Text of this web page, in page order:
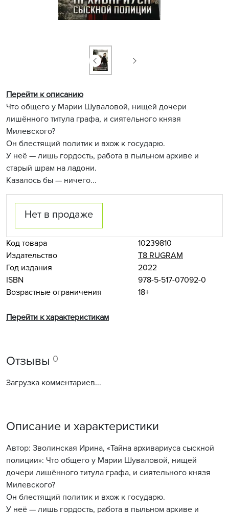
Что общего у Марии Шуваловой, нищей дочери
лишённого титула графа, и сиятельного князя
Милевского?
Он блестящий политик и вхож к государю.
У неё — лишь гордость, работа в пыльном архиве и
старый шрам на ладони.
Казалось бы — ничего...
Перейти к описанию
Нет в продаже
Код товара
10239810
Издательство
Т8 RUGRAM
Год издания
2022
ISBN
978-5-517-07092-0
Возрастные ограничения
18+
Перейти к характеристикам
Отзывы 0
Загрузка комментариев...
Описание и характеристики
Автор: Зволинская Ирина, «Тайна архивариуса сыскной
полиции»: Что общего у Марии Шуваловой, нищей
дочери лишённого титула графа, и сиятельного князя
Милевского?
Он блестящий политик и вхож к государю.
У неё — лишь гордость, работа в пыльном архиве и